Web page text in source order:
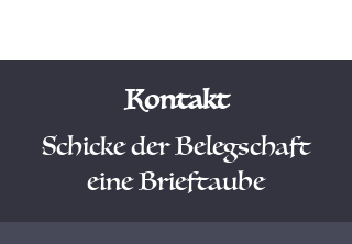
Kontakt
Schicke der Belegschaft
eine Brieftaube